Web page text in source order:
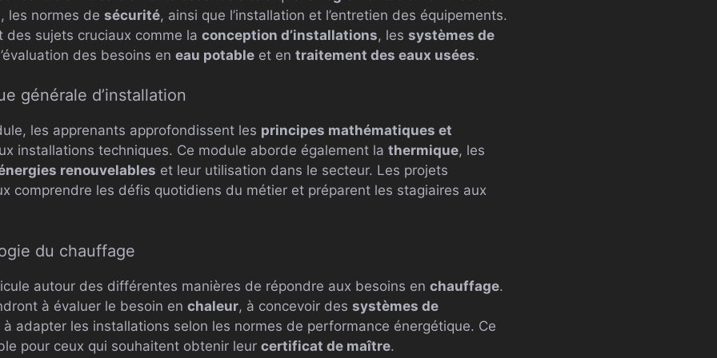
les normes de sécurité, ainsi que l’installation et l’entretien des équipements.
des sujets cruciaux comme la conception d’installations, les systèmes de
des besoins en eau potable et en traitement des eaux usées.
générale d’installation
les apprenants approfondissent les principes mathématiques et
installations techniques. Ce module aborde également la thermique, les
renouvelables et leur utilisation dans le secteur. Les projets
comprendre les défis quotidiens du métier et préparent les stagiaires aux
du chauffage
autour des différentes manières de répondre aux besoins en chauffage.
à évaluer le besoin en chaleur, à concevoir des systèmes de
adapter les installations selon les normes de performance énergétique. Ce
pour ceux qui souhaitent obtenir leur certificat de maître.